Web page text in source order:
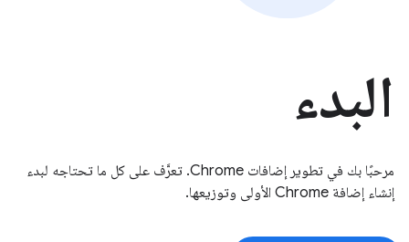
البدء
مرحبًا بك في تطوير إضافات Chrome. تعرَّف على كل ما تحتاجه لبدء
إنشاء إضافة Chrome الأولى وتوزيعها.